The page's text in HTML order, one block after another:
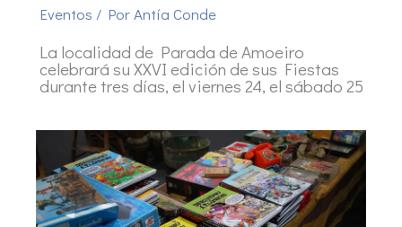
Eventos / PorAntía Conde
La localidad de Parada de Amoeiro
celebrará su XXVI edición de sus Fiestas
durante tres días, el viernes 24, el sábado 25